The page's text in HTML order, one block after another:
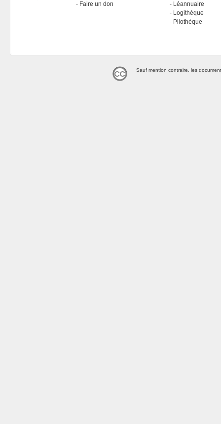
Faire un don
Léannuaire
Logithèque
Pilothèque
Sauf mention contraire, les